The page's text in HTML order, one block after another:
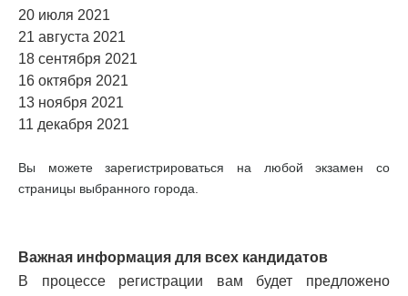
20 июля 2021
21 августа 2021
18 сентября 2021
16 октября 2021
13 ноября 2021
11 декабря 2021
Вы можете зарегистрироваться на любой экзамен со
страницы выбранного города.
Важная информация для всех кандидатов
В процессе регистрации вам будет предложено